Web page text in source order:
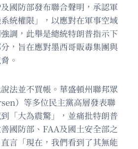
國防部發布聯合聲明，承認軍
統權限」，以應對在軍事空域
調，此舉是總統特朗普指示下
，旨在應對墨西哥販毒集團與
。
法並不買帳。華盛頓州聯邦眾
）等多位民主黨高層發表聯
「大為震驚」，並痛批特朗普
國防部、FAA及國土安全部之
言「現在，我們看到了其無能